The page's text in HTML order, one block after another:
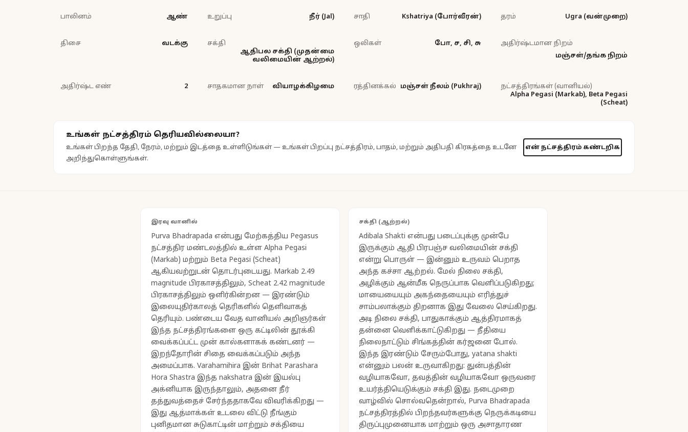
பாலினம் ஆண் உறுப்பு நீர் (Jal) சாதி Kshatriya (போர்வீரன்) தரம் Ugra (வன்முறை)
திசை வடக்கு
சக்தி
ஆதிபல சக்தி (முதன்மை
வலிமையின் ஆற்றல்)
ஒலிகள் போ, ச, சி, சு
அதிர்ஷ்டமான நிறம்
மஞ்சள்/தங்க நிறம்
அதிர்ஷ்ட எண் 2 சாதகமான நாள் வியாழக்கிழமை ரத்தினக்கல் மஞ்சள் நீலம் (Pukhraj)
நட்சத்திரங்கள் (வானியல்)
Alpha Pegasi (Markab), Beta Pegasi
(Scheat)
உங்கள் நட்சத்திரம் தெரியவில்லையா?
உங்கள் பிறந்த தேதி, நேரம், மற்றும் இடத்தை உள்ளிடுங்கள் — உங்கள் பிறப்பு நட்சத்திரம், பாதம், மற்றும் அதிபதி கிரகத்தை உடனே
அறிந்துகொள்ளுங்கள்.
என் நட்சத்திரம் கண்டறிக
இரவு வானில்
Purva Bhadrapada என்பது மேற்கத்திய Pegasus
நட்சத்திர மண்டலத்தில் உள்ள Alpha Pegasi
(Markab) மற்றும் Beta Pegasi (Scheat)
ஆகியவற்றுடன் தொடர்புடையது. Markab 2.49
magnitude பிரகாசத்திலும், Scheat 2.42 magnitude
பிரகாசத்திலும் ஒளிர்கின்றன — இரண்டும்
இலையுதிர்காலத் தெரிகளில் தெளிவாகத்
தெரியும். பண்டைய வேத வானியல் அறிஞர்கள்
இந்த நட்சத்திரங்களை ஒரு கட்டிலின் தூக்கி
வைக்கப்பட்ட முன் கால்களாகக் கண்டனர் —
இறந்தோரின் சிதை வைக்கப்படும் அந்த
அமைப்பாக. Varahamihira இன் Brihat Parashara
Hora Shastra இந்த nakshatra இன் இயல்பு
அக்னியாக இருந்தாலும், அதனை நீர்
தத்துவத்தைச் சேர்ந்ததாகவே விவரிக்கிறது —
இது ஆத்மாக்கள் உடலை விட்டு நீங்கும்
புனிதமான சுடுகாட்டின் மாற்றும் சக்தியை
சக்தி (ஆற்றல்)
Adibala Shakti என்பது படைப்புக்கு முன்பே
இருக்கும் ஆதி பிரபஞ்ச வலிமையின் சக்தி
என்று பொருள் — இன்னும் உருவம் பெறாத
அந்த கச்சா ஆற்றல். மேல் நிலை சக்தி,
அழிக்கும் ஆன்மீக நெருப்பாக வெளிப்படுகிறது;
மாயையையும் அகந்தையையும் எரித்துச்
சாம்பலாக்கும் திறனாக இது வேலை செய்கிறது.
அடி நிலை சக்தி, பாதுகாக்கும் ஆத்திரமாகத்
தன்னை வெளிக்காட்டுகிறது — நீதியை
நிலைநாட்டும் சிங்கத்தின் கர்ஜனை போல்.
இந்த இரண்டும் சேரும்போது, yatana shakti
என்னும் பலன் உருவாகிறது: துன்பத்தின்
வழியாகவோ, தவத்தின் வழியாகவோ ஒருவரை
உயர்த்தியெடுக்கும் சக்தி இது. நடைமுறை
வாழ்வில் சொல்வதென்றால், Purva Bhadrapada
நட்சத்திரத்தில் பிறந்தவர்களுக்கு நெருக்கடியை
திருப்புமுனையாக மாற்றும் ஒரு அசாதாரண